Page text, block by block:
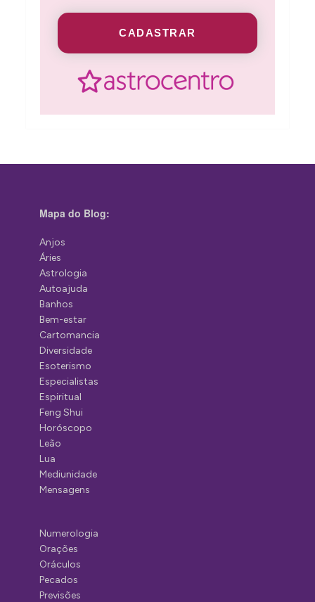
CADASTRAR
Mapa do Blog:
Anjos
Áries
Astrologia
Autoajuda
Banhos
Bem-estar
Cartomancia
Diversidade
Esoterismo
Especialistas
Espiritual
Feng Shui
Horóscopo
Leão
Lua
Mediunidade
Mensagens
Numerologia
Orações
Oráculos
Pecados
Previsões